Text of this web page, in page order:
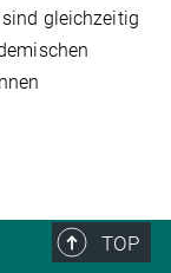
gleichzeitig
TOP